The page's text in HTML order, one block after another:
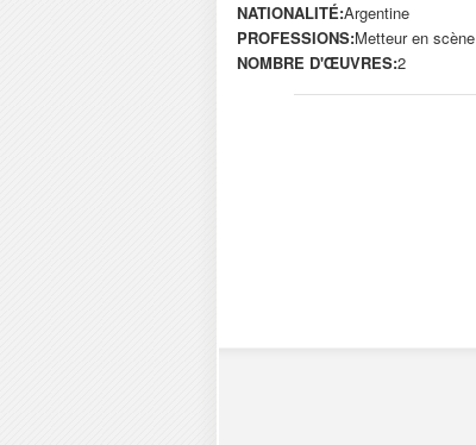
NATIONALITÉ:Argentine
PROFESSIONS:Metteur en scène
NOMBRE D'ŒUVRES:2